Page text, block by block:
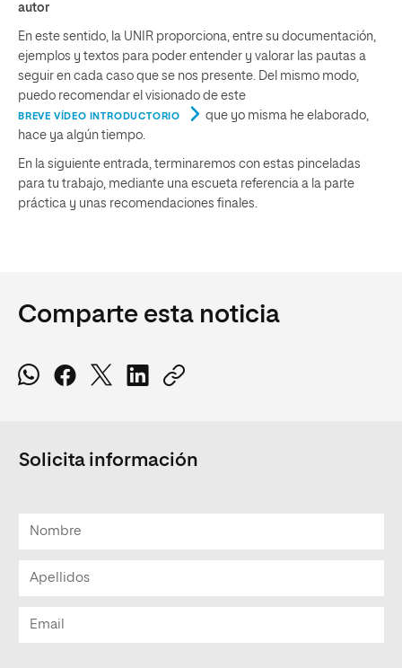
autor
En este sentido, la UNIR proporciona, entre su documentación,
ejemplos y textos para poder entender y valorar las pautas a
seguir en cada caso que se nos presente. Del mismo modo,
puedo recomendar el visionado de este
BREVE VÍDEO INTRODUCTORIO
que yo misma he elaborado,
hace ya algún tiempo.
En la siguiente entrada, terminaremos con estas pinceladas
para tu trabajo, mediante una escueta referencia a la parte
práctica y unas recomendaciones finales.
Comparte esta noticia
Solicita información